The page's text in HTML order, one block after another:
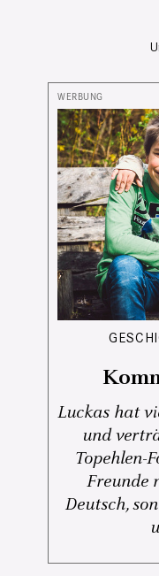
Luckas hat
und
Topehlen-
Freunde
Deutsch,